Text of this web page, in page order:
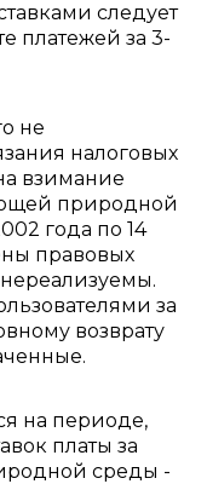
следует
платежей за 3-
не
налоговых
взимание
природной
года по 14
правовых
за
возврату
на периоде,
платы за
среды -